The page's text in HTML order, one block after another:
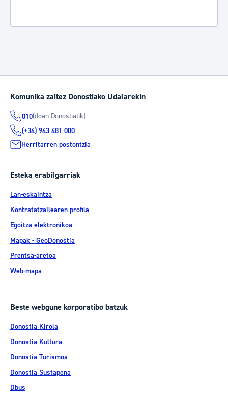
Komunika zaitez Donostiako Udalarekin
010(doan Donostiatik)
(+34) 943 481 000
Herritarren postontzia
Esteka erabilgarriak
Lan-eskaintza
Kontratatzailearen profila
Egoitza elektronikoa
Mapak - GeoDonostia
Prentsa-aretoa
Web-mapa
Beste webgune korporatibo batzuk
Donostia Kirola
Donostia Kultura
Donostia Turismoa
Donostia Sustapena
Dbus